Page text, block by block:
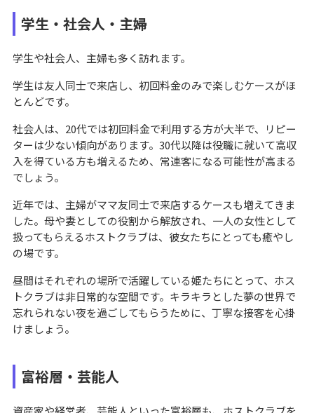
学生・社会人・主婦
学生や社会人、主婦も多く訪れます。
学生は友人同士で来店し、初回料金のみで楽しむケースがほ
とんどです。
社会人は、20代では初回料金で利用する方が大半で、リピー
ターは少ない傾向があります。30代以降は役職に就いて高収
入を得ている方も増えるため、常連客になる可能性が高まる
でしょう。
近年では、主婦がママ友同士で来店するケースも増えてきま
した。母や妻としての役割から解放され、一人の女性として
扱ってもらえるホストクラブは、彼女たちにとっても癒やし
の場です。
昼間はそれぞれの場所で活躍している姫たちにとって、ホス
トクラブは非日常的な空間です。キラキラとした夢の世界で
忘れられない夜を過ごしてもらうために、丁寧な接客を心掛
けましょう。
富裕層・芸能人